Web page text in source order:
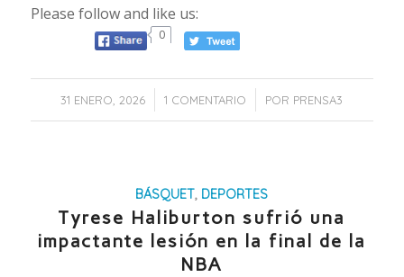
Please follow and like us:
0
31 ENERO, 2026
/ 1 COMENTARIO
/ POR PRENSA3
BÁSQUET, DEPORTES
Tyrese Haliburton sufrió una
impactante lesión en la final de la
NBA